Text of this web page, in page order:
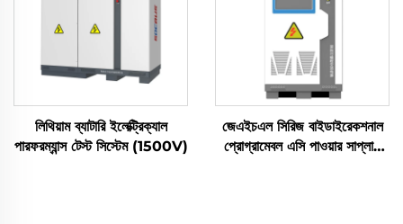
লিথিয়াম ব্যাটারি ইলেক্ট্রিক্যাল
পারফরম্যান্স টেস্ট সিস্টেম (1500V)
জেএইচএল সিরিজ বাইডাইরেকশনাল
প্রোগ্রামেবল এসি পাওয়ার সাপ্লাই